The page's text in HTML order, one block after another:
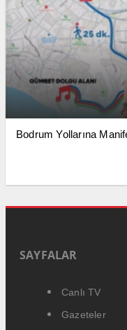
Bodrum Yollarına
SAYFALAR
Canlı TV
Gazeteler